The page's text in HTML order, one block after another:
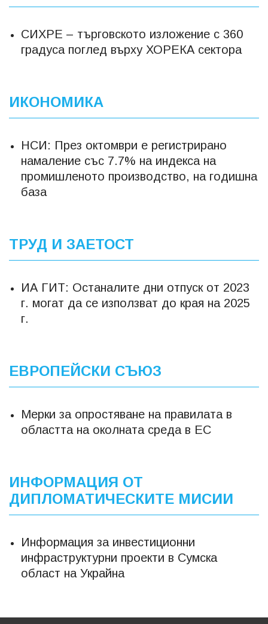
СИХРЕ – търговското изложение с 360
градуса поглед върху ХОРЕКА сектора
ИКОНОМИКА
НСИ: През октомври е регистрирано
намаление със 7.7% на индекса на
промишленото производство, на годишна
база
ТРУД И ЗАЕТОСТ
ИА ГИТ: Oстаналите дни отпуск от 2023
г. могат да се използват до края на 2025
г.
ЕВРОПЕЙСКИ СЪЮЗ
Мерки за опростяване на правилата в
областта на околната среда в ЕС
ИНФОРМАЦИЯ ОТ
ДИПЛОМАТИЧЕСКИТЕ МИСИИ
Информация за инвестиционни
инфраструктурни проекти в Сумска
област на Украйна